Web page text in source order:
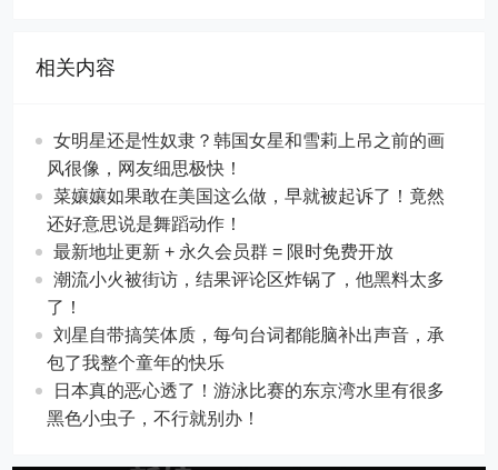
相关内容
女明星还是性奴隶？韩国女星和雪莉上吊之前的画
风很像，网友细思极快！
菜孃孃如果敢在美国这么做，早就被起诉了！竟然
还好意思说是舞蹈动作！
最新地址更新 + 永久会员群 = 限时免费开放
潮流小火被街访，结果评论区炸锅了，他黑料太多
了！
刘星自带搞笑体质，每句台词都能脑补出声音，承
包了我整个童年的快乐
日本真的恶心透了！游泳比赛的东京湾水里有很多
黑色小虫子，不行就别办！